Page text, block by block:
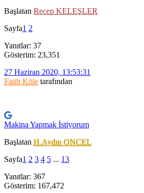
Başlatan Recep KELEŞLER
Sayfa1 2
Yanıtlar: 37
Gösterim: 23,351
27 Haziran 2020, 13:53:31
Fatih Köletarafından
Makina Yapmak İstiyorum
Başlatan H.Aydın ONCEL
Sayfa1 2 3 4 5 ... 13
Yanıtlar: 367
Gösterim: 167,472